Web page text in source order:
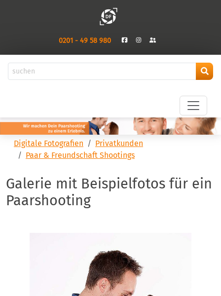
0201 - 49 58 980
Digitale Fotografien
Privatkunden
Paar & Freundschaft Shootings
Galerie mit Beispielfotos für ein
Paarshooting